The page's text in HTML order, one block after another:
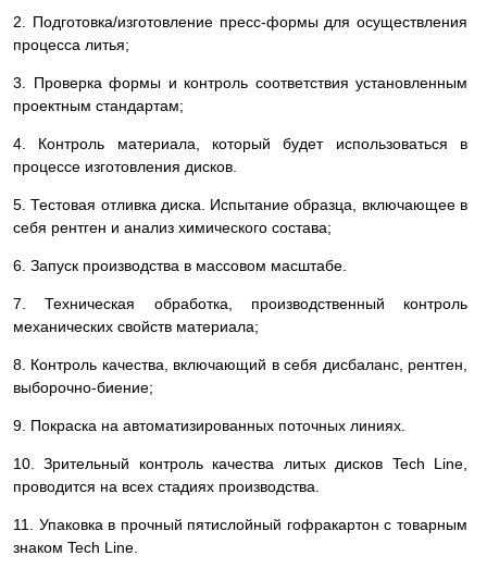
2. Подготовка/изготовление пресс-формы для осуществления
процесса литья;
3. Проверка формы и контроль соответствия установленным
проектным стандартам;
4. Контроль материала, который будет использоваться в
процессе изготовления дисков.
5. Тестовая отливка диска. Испытание образца, включающее в
себя рентген и анализ химического состава;
6. Запуск производства в массовом масштабе.
7. Техническая обработка, производственный контроль
механических свойств материала;
8. Контроль качества, включающий в себя дисбаланс, рентген,
выборочно-биение;
9. Покраска на автоматизированных поточных линиях.
10. Зрительный контроль качества литых дисков Tech Line,
проводится на всех стадиях производства.
11. Упаковка в прочный пятислойный гофракартон с товарным
знаком Tech Line.